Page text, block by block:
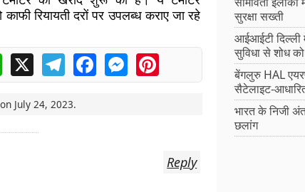
रियायती दरों पर उपलब्ध कराए जा रहे
WhatsApp
X TelegramFacebookMessengerPinterest
July 24, 2023.
Reply
सुरक्षा सख्ती
आईआईटी
सुविधा से शोध
बेंगलुरु HAL
सैटेलाइट-
भारत के निजी
छलांग